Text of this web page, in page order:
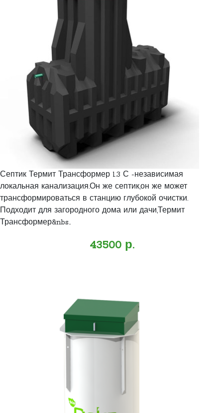
Септик Термит Трансформер 1.3 С -независимая
локальная канализация.Он же септик,он же может
трансформироваться в станцию глубокой очистки.
Подходит для загородного дома или дачи,Термит
Трансформер&nbs..
43500 р.